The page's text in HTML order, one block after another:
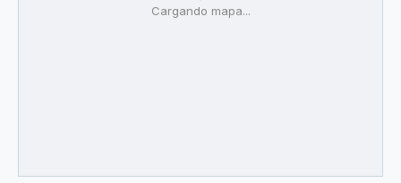
Cargando mapa...